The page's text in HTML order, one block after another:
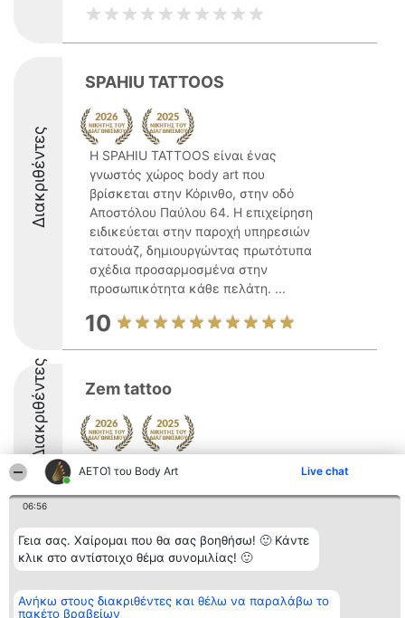
ΑΕΤΟΊ του Body Art Live chat
06:56
Γεια σας. Χαίρομαι που θα σας βοηθήσω! 🙂 Κάντε
κλικ στο αντίστοιχο θέμα συνομιλίας! 🙂
Ανήκω στους διακριθέντες και θέλω να παραλάβω το
πακέτο βραβείων
Διακριθέντες
SPAHIU TATTOOS
Η SPAHIU TATTOOS είναι ένας
γνωστός χώρος body art που
βρίσκεται στην Κόρινθο, στην οδό
Αποστόλου Παύλου 64. Η επιχείρηση
ειδικεύεται στην παροχή υπηρεσιών
τατουάζ, δημιουργώντας πρωτότυπα
σχέδια προσαρμοσμένα στην
προσωπικότητα κάθε πελάτη. ...
10
Διακριθέντες Zem tattoo
9.7
Διοργανωτής της
κατάταξης
BEAUTIFUL COMPANY
ΤΗΛ. ΕΠΙΚΟΙΝΩΝΙΑΣ:
2104128019
Κατάταξη
Διακριθέντες
Λίστα όλων
διακριθέντων
Μεθοδολογία
Επικοινωνία